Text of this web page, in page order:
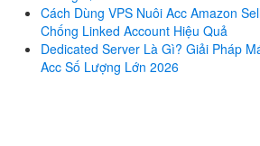
Cách Dùng VPS Nuôi Acc Amazon
Chống Linked Account Hiệu Quả
Dedicated Server Là Gì? Giải Pháp
Acc Số Lượng Lớn 2026